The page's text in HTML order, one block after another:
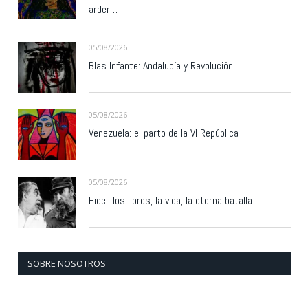
arder…
05/08/2026
Blas Infante: Andalucía y Revolución.
05/08/2026
Venezuela: el parto de la VI República
05/08/2026
Fidel, los libros, la vida, la eterna batalla
SOBRE NOSOTROS